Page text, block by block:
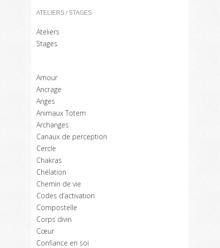
ATELIERS / STAGES
Ateliers
Stages
Amour
Ancrage
Anges
Animaux Totem
Archanges
Canaux de perception
Cercle
Chakras
Chélation
Chemin de vie
Codes d’activation
Compostelle
Corps divin
Cœur
Confiance en soi